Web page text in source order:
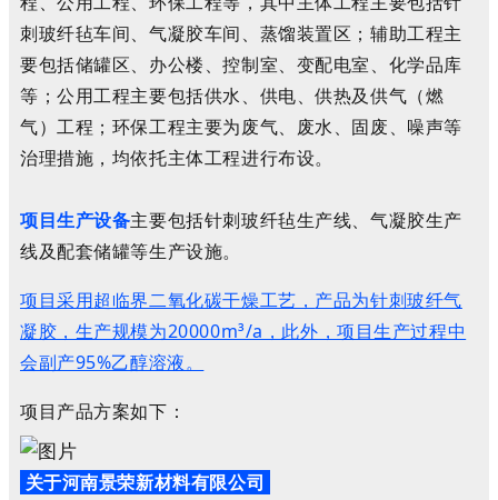
刺玻纤毡车间、气凝胶车间、蒸馏装置区；辅助工程主
要包括储罐区、办公楼、控制室、变配电室、化学品库
等；公用工程主要包括供水、供电、供热及供气（燃
气）工程；环保工程主要为废气、废水、固废、噪声等
治理措施，均依托主体工程进行布设。
项目生产设备主要包括针刺玻纤毡生产线、气凝胶生产
线及配套储罐等生产设施。
项目采用超临界二氧化碳干燥工艺， 产品为针刺玻纤气
凝胶，生产规模为20000m³/a，此外，项目生产过程中
会副产95%乙醇溶液。
项目产品方案如下：
关于河南景荣新材料有限公司